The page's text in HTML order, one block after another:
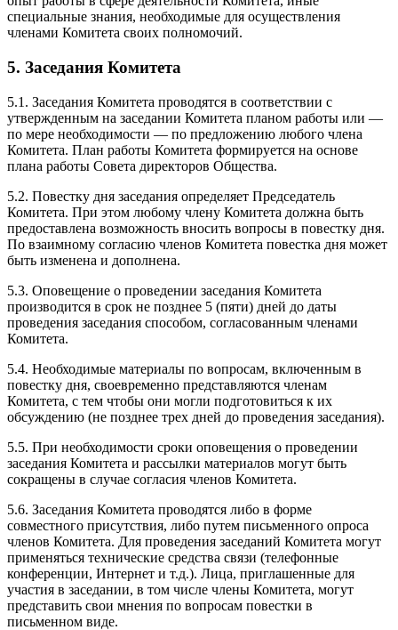
специальные знания, необходимые для осуществления
членами Комитета своих полномочий.
5. Заседания Комитета
5.1. Заседания Комитета проводятся в соответствии с
утвержденным на заседании Комитета планом работы или —
по мере необходимости — по предложению любого члена
Комитета. План работы Комитета формируется на основе
плана работы Совета директоров Общества.
5.2. Повестку дня заседания определяет Председатель
Комитета. При этом любому члену Комитета должна быть
предоставлена возможность вносить вопросы в повестку дня.
По взаимному согласию членов Комитета повестка дня может
быть изменена и дополнена.
5.3. Оповещение о проведении заседания Комитета
производится в срок не позднее 5 (пяти) дней до даты
проведения заседания способом, согласованным членами
Комитета.
5.4. Необходимые материалы по вопросам, включенным в
повестку дня, своевременно представляются членам
Комитета, с тем чтобы они могли подготовиться к их
обсуждению (не позднее трех дней до проведения заседания).
5.5. При необходимости сроки оповещения о проведении
заседания Комитета и рассылки материалов могут быть
сокращены в случае согласия членов Комитета.
5.6. Заседания Комитета проводятся либо в форме
совместного присутствия, либо путем письменного опроса
членов Комитета. Для проведения заседаний Комитета могут
применяться технические средства связи (телефонные
конференции, Интернет и т.д.). Лица, приглашенные для
участия в заседании, в том числе члены Комитета, могут
представить свои мнения по вопросам повестки в
письменном виде.